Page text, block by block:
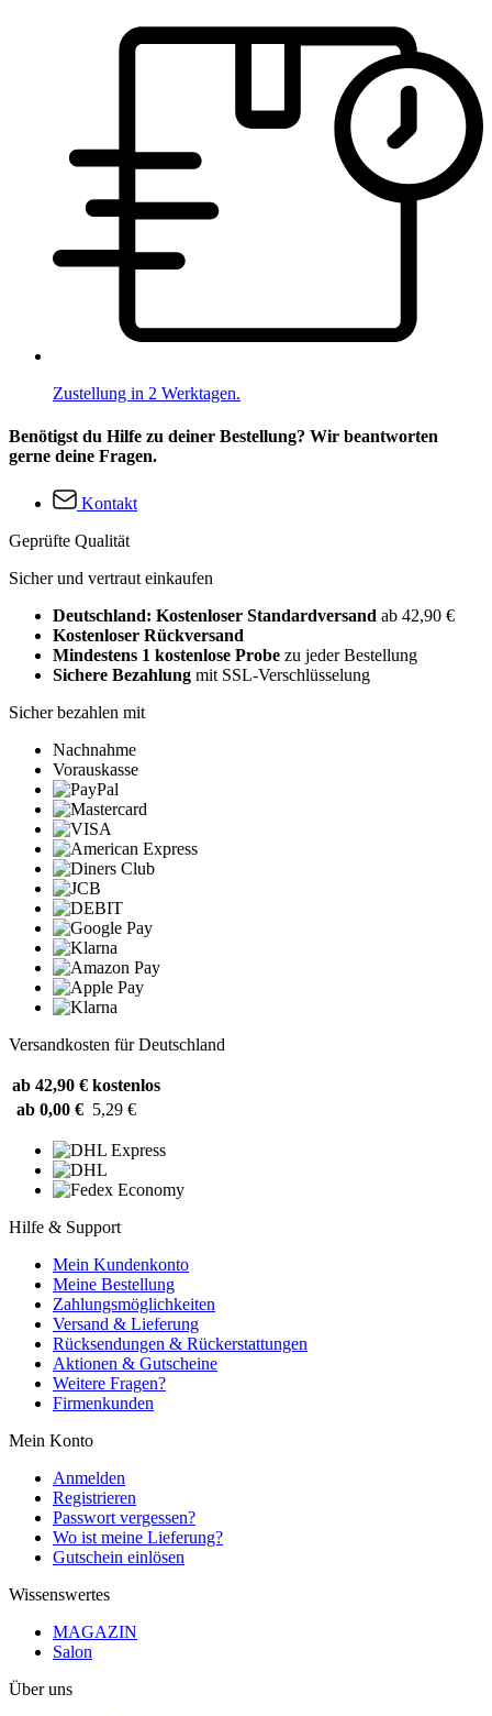
Zustellung in 2 Werktagen.
Benötigst du Hilfe zu deiner Bestellung? Wir beantworten
gerne deine Fragen.
Kontakt
Geprüfte Qualität
Sicher und vertraut einkaufen
Deutschland: Kostenloser Standardversand ab 42,90 €
Kostenloser Rückversand
Mindestens 1 kostenlose Probe zu jeder Bestellung
Sichere Bezahlung mit SSL-Verschlüsselung
Sicher bezahlen mit
Nachnahme
Vorauskasse
Versandkosten für Deutschland
ab 42,90 € kostenlos
ab 0,00 € 5,29 €
Hilfe & Support
Mein Kundenkonto
Meine Bestellung
Zahlungsmöglichkeiten
Versand & Lieferung
Rücksendungen & Rückerstattungen
Aktionen & Gutscheine
Weitere Fragen?
Firmenkunden
Mein Konto
Anmelden
Registrieren
Passwort vergessen?
Wo ist meine Lieferung?
Gutschein einlösen
Wissenswertes
MAGAZIN
Salon
Über uns